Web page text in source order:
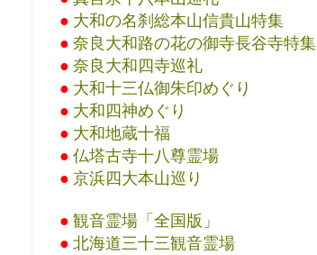
● 大和の名刹総本山信貴山特集
● 奈良大和路の花の御寺長谷寺特集
● 奈良大和四寺巡礼
● 大和十三仏御朱印めぐり
● 大和四神めぐり
● 大和地蔵十福
● 仏塔古寺十八尊霊場
● 京浜四大本山巡り
● 観音霊場「全国版」
● 北海道三十三観音霊場